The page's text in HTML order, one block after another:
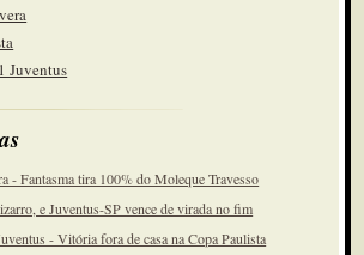
Juventus
- Fantasma tira 100% do Moleque Travesso
e Juventus-SP vence de virada no fim
- Vitória fora de casa na Copa Paulista